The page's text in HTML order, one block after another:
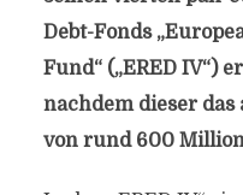
Debt-Fonds
Fund“ („ERED IV“)
nachdem dieser
von rund 600